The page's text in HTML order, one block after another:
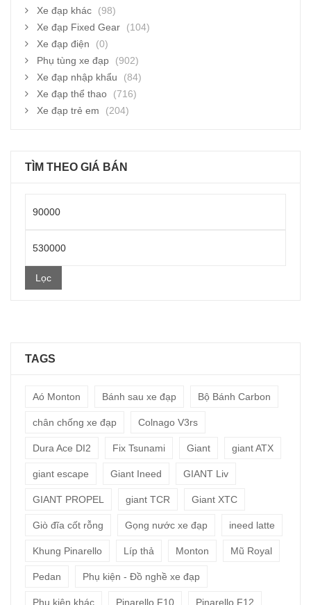
Xe đạp khác
(98)
Xe đạp Fixed Gear
(104)
Xe đạp điện
(0)
Phụ tùng xe đạp
(902)
Xe đạp nhập khẩu
(84)
Xe đạp thể thao
(716)
Xe đạp trẻ em
(204)
TÌM THEO GIÁ BÁN
nhất
cao
nhất
Lọc
TAGS
Aó Monton Bánh sau xe đạp Bộ Bánh Carbon
chân chống xe đạp Colnago V3rs
Dura Ace DI2 Fix Tsunami Giant giant ATX
giant escape Giant Ineed GIANT Liv
GIANT PROPEL giant TCR Giant XTC
Giò đĩa cốt rỗng Gọng nước xe đạp ineed latte
Khung Pinarello Líp thả Monton Mũ Royal
Pedan Phụ kiện - Đồ nghề xe đạp
Phụ kiện khác Pinarello F10 Pinarello F12